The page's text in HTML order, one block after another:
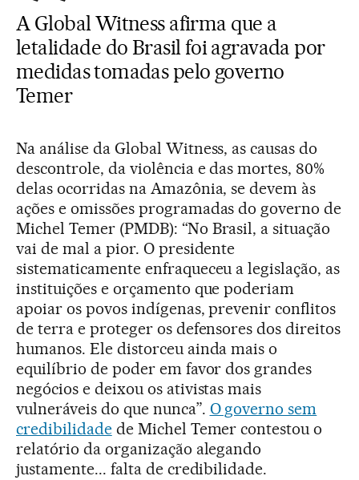
A Global Witness afirma que a
letalidade do Brasil foi agravada por
medidas tomadas pelo governo
Temer
Na análise da Global Witness, as causas do
descontrole, da violência e das mortes, 80%
delas ocorridas na Amazônia, se devem às
ações e omissões programadas do governo de
Michel Temer (PMDB): “No Brasil, a situação
vai de mal a pior. O presidente
sistematicamente enfraqueceu a legislação, as
instituições e orçamento que poderiam
apoiar os povos indígenas, prevenir conflitos
de terra e proteger os defensores dos direitos
humanos. Ele distorceu ainda mais o
equilíbrio de poder em favor dos grandes
negócios e deixou os ativistas mais
vulneráveis do que nunca”. O governo sem
credibilidadede Michel Temer contestou o
relatório da organização alegando
justamente... falta de credibilidade.